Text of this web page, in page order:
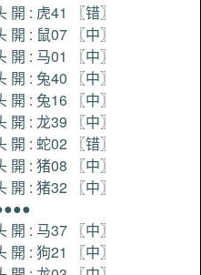
: 虎41 〖错〗
: 鼠07 〖中〗
: 马01 〖中〗
: 兔40 〖中〗
: 兔16 〖中〗
: 龙39 〖中〗
: 蛇02 〖错〗
: 猪08 〖中〗
: 猪32 〖中〗
: 马37 〖中〗
: 狗21 〖中〗